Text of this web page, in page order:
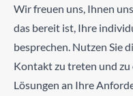
Wir freuen uns, Ihnen
das bereit ist, Ihre
besprechen. Nutzen Sie
Kontakt zu treten und
Lösungen an Ihre